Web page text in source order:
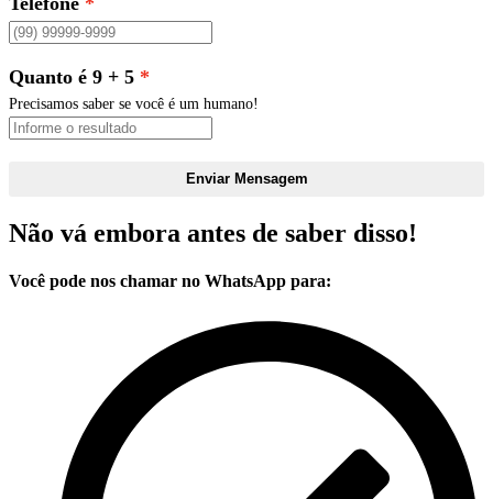
Quanto é 9 + 5
Precisamos saber se você é um humano!
Enviar Mensagem
Não vá embora antes de saber disso!
Você pode nos chamar no WhatsApp para: